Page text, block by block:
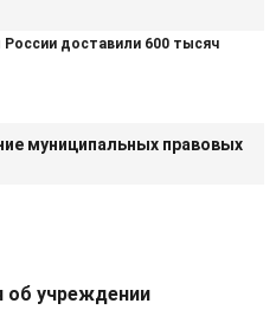
доставили 600 тысяч
муниципальных правовых
об учреждении